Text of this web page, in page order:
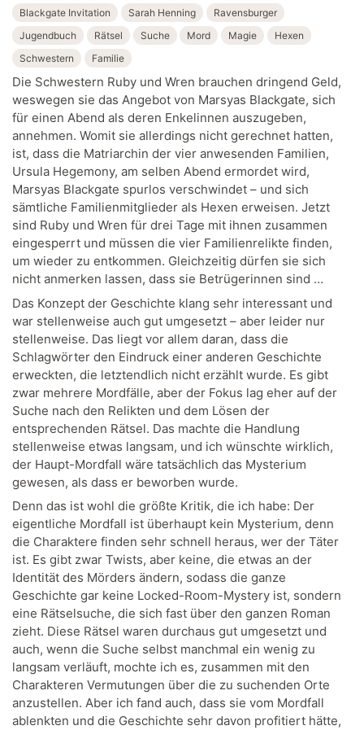
Blackgate Invitation Sarah Henning
Ravensburger
Jugendbuch
Rätsel Suche Mord Magie
Hexen
Schwestern
Familie
Die Schwestern Ruby und Wren brauchen dringend Geld,
weswegen sie das Angebot von Marsyas Blackgate, sich
für einen Abend als deren Enkelinnen auszugeben,
annehmen. Womit sie allerdings nicht gerechnet hatten,
ist, dass die Matriarchin der vier anwesenden Familien,
Ursula Hegemony, am selben Abend ermordet wird,
Marsyas Blackgate spurlos verschwindet – und sich
sämtliche Familienmitglieder als Hexen erweisen. Jetzt
sind Ruby und Wren für drei Tage mit ihnen zusammen
eingesperrt und müssen die vier Familienrelikte finden,
um wieder zu entkommen. Gleichzeitig dürfen sie sich
nicht anmerken lassen, dass sie Betrügerinnen sind …
Das Konzept der Geschichte klang sehr interessant und
war stellenweise auch gut umgesetzt – aber leider nur
stellenweise. Das liegt vor allem daran, dass die
Schlagwörter den Eindruck einer anderen Geschichte
erweckten, die letztendlich nicht erzählt wurde. Es gibt
zwar mehrere Mordfälle, aber der Fokus lag eher auf der
Suche nach den Relikten und dem Lösen der
entsprechenden Rätsel. Das machte die Handlung
stellenweise etwas langsam, und ich wünschte wirklich,
der Haupt-Mordfall wäre tatsächlich das Mysterium
gewesen, als dass er beworben wurde.
Denn das ist wohl die größte Kritik, die ich habe: Der
eigentliche Mordfall ist überhaupt kein Mysterium, denn
die Charaktere finden sehr schnell heraus, wer der Täter
ist. Es gibt zwar Twists, aber keine, die etwas an der
Identität des Mörders ändern, sodass die ganze
Geschichte gar keine Locked-Room-Mystery ist, sondern
eine Rätselsuche, die sich fast über den ganzen Roman
zieht. Diese Rätsel waren durchaus gut umgesetzt und
auch, wenn die Suche selbst manchmal ein wenig zu
langsam verläuft, mochte ich es, zusammen mit den
Charakteren Vermutungen über die zu suchenden Orte
anzustellen. Aber ich fand auch, dass sie vom Mordfall
ablenkten und die Geschichte sehr davon profitiert hätte,